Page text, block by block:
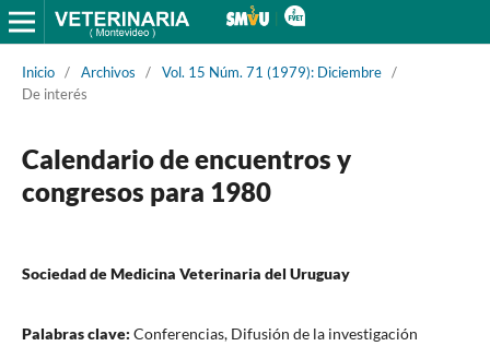
Inicio / Archivos / Vol. 15 Núm. 71 (1979): Diciembre /
De interés
Calendario de encuentros y
congresos para 1980
Sociedad de Medicina Veterinaria del Uruguay
Palabras clave: Conferencias, Difusión de la investigación